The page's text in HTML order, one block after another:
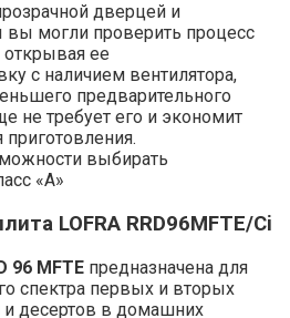
дверцей и
вы могли проверить процесс
открывая ее
с наличием вентилятора,
предварительного
не требует его и экономит
выбирать
«А»
LOFRA RRD96MFTE/Ci
96 MFTE предназначена для
спектра первых и вторых
десертов в домашних